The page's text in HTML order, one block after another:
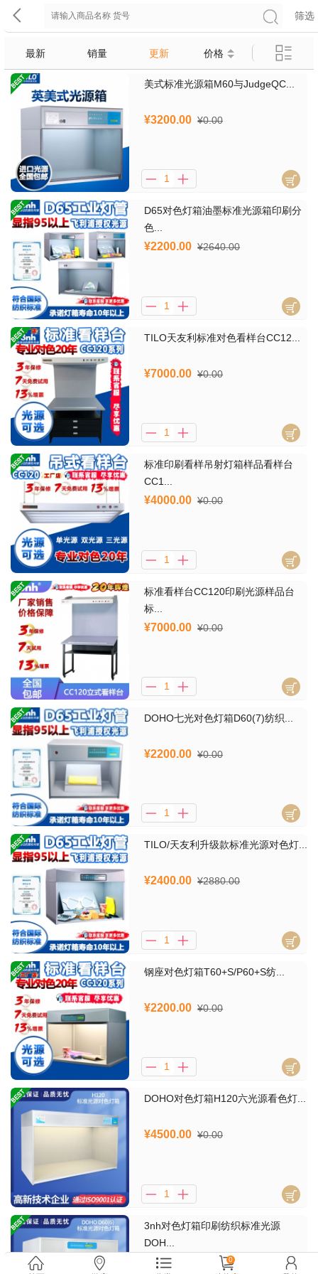
筛选
最新 销量 更新 价格
美式标准光源箱M60与JudgeQC...
¥3200.00 ¥0.00
D65对色灯箱油墨标准光源箱印刷分
色...
¥2200.00 ¥2640.00
TILO天友利标准对色看样台CC12...
¥7000.00 ¥0.00
标准印刷看样吊射灯箱样品看样台
CC1...
¥4000.00 ¥0.00
标准看样台CC120印刷光源样品台
标...
¥7000.00 ¥0.00
DOHO七光对色灯箱D60(7)纺织...
¥2200.00 ¥0.00
TILO/天友利升级款标准光源对色灯...
¥2400.00 ¥2880.00
钢座对色灯箱T60+S/P60+S纺...
¥2200.00 ¥0.00
DOHO对色灯箱H120六光源看色灯...
¥4500.00 ¥0.00
3nh对色灯箱印刷纺织标准光源
DOH...
¥1300.00 ¥0.00 0